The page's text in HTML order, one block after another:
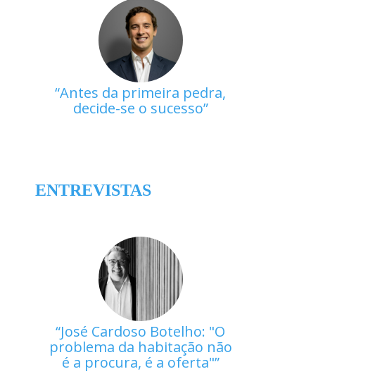
Antes da primeira pedra,
decide-se o sucesso
ENTREVISTAS
José Cardoso Botelho: "O
problema da habitação não
é a procura, é a oferta"